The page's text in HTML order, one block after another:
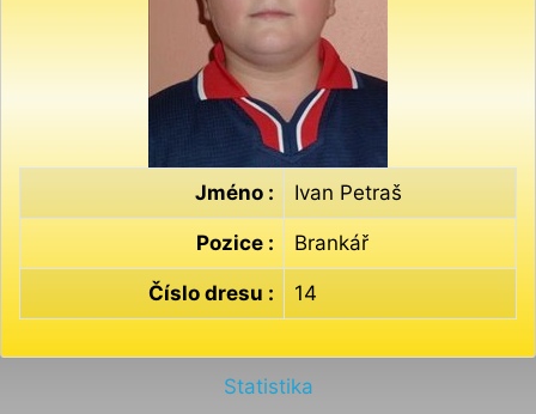
Jméno : Ivan Petraš
Pozice : Brankář
Číslo dresu : 14
Statistika